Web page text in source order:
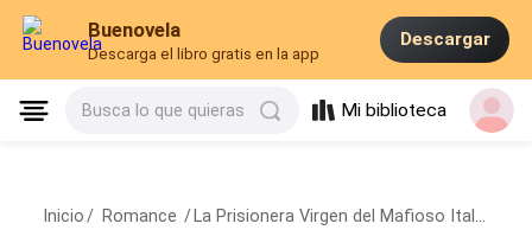
Buenovela
Descarga el libro gratis en la app
Descargar
Busca lo que quieras Mi biblioteca
Inicio / Romance / La Prisionera Virgen del Mafioso Italiano